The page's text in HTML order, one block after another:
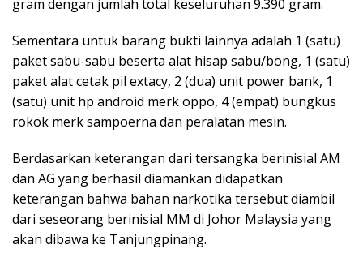
gram dengan jumlah total keseluruhan 9.390 gram.
Sementara untuk barang bukti lainnya adalah 1 (satu)
paket sabu-sabu beserta alat hisap sabu/bong, 1 (satu)
paket alat cetak pil extacy, 2 (dua) unit power bank, 1
(satu) unit hp android merk oppo, 4 (empat) bungkus
rokok merk sampoerna dan peralatan mesin.
Berdasarkan keterangan dari tersangka berinisial AM
dan AG yang berhasil diamankan didapatkan
keterangan bahwa bahan narkotika tersebut diambil
dari seseorang berinisial MM di Johor Malaysia yang
akan dibawa ke Tanjungpinang.